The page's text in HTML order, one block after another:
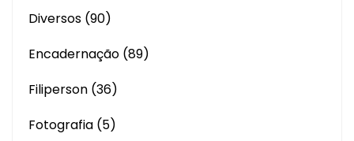
Diversos (90)
Encadernação (89)
Filiperson (36)
Fotografia (5)